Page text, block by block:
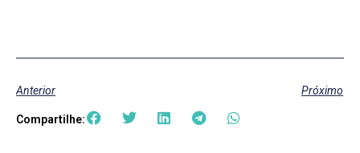
Anterior Próximo
Compartilhe: